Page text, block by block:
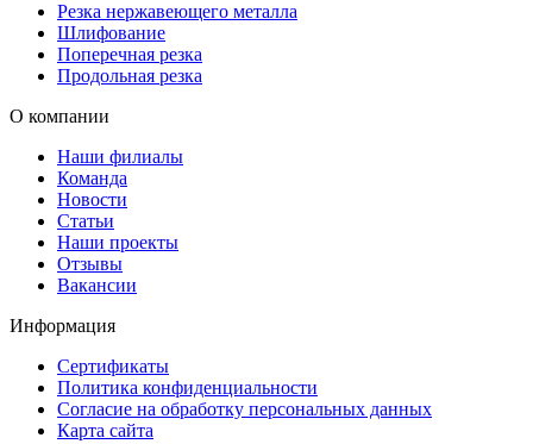
Резка нержавеющего металла
Шлифование
Поперечная резка
Продольная резка
О компании
Наши филиалы
Команда
Новости
Статьи
Наши проекты
Отзывы
Вакансии
Информация
Сертификаты
Политика конфиденциальности
Согласие на обработку персональных данных
Карта сайта